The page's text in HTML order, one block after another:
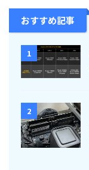
おすすめ記事
1
2